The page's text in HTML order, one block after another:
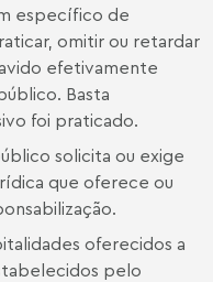
específico de
omitir ou retardar
efetivamente
Basta
foi praticado.
solicita ou exige
que oferece ou
oferecidos a
pelo